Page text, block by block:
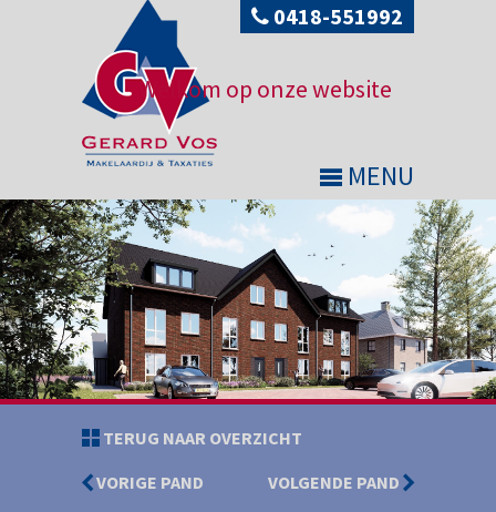
Welkom op onze website
0418-551992
MENU
TERUG NAAR OVERZICHT
VORIGE PAND
VOLGENDE PAND